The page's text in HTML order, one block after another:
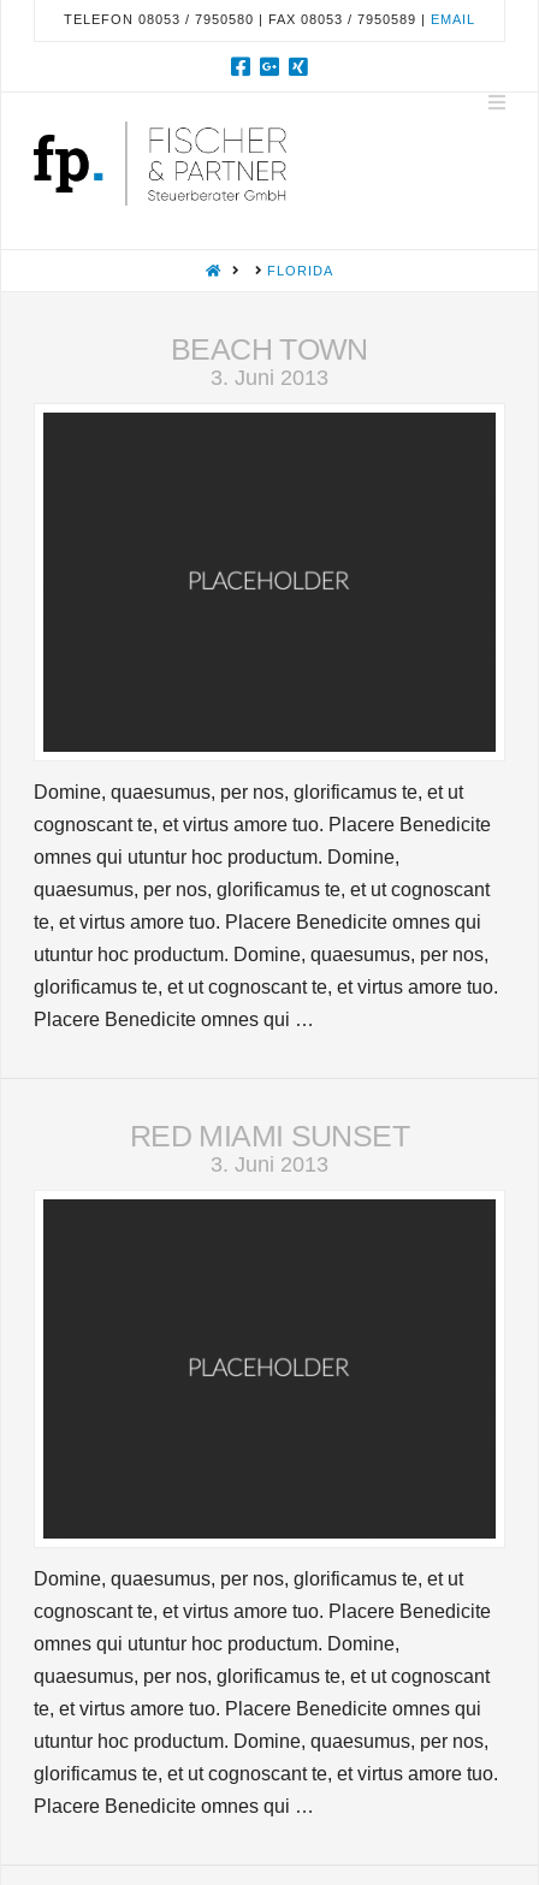
TELEFON 08053 / 7950580 | FAX 08053 / 7950589 | EMAIL
HOME FLORIDA
BEACH TOWN
3. Juni 2013
Domine, quaesumus, per nos, glorificamus te, et ut
cognoscant te, et virtus amore tuo. Placere Benedicite
omnes qui utuntur hoc productum. Domine,
quaesumus, per nos, glorificamus te, et ut cognoscant
te, et virtus amore tuo. Placere Benedicite omnes qui
utuntur hoc productum. Domine, quaesumus, per nos,
glorificamus te, et ut cognoscant te, et virtus amore tuo.
Placere Benedicite omnes qui …
RED MIAMI SUNSET
3. Juni 2013
Domine, quaesumus, per nos, glorificamus te, et ut
cognoscant te, et virtus amore tuo. Placere Benedicite
omnes qui utuntur hoc productum. Domine,
quaesumus, per nos, glorificamus te, et ut cognoscant
te, et virtus amore tuo. Placere Benedicite omnes qui
utuntur hoc productum. Domine, quaesumus, per nos,
glorificamus te, et ut cognoscant te, et virtus amore tuo.
Placere Benedicite omnes qui …